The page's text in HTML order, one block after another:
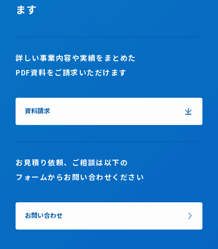
ます
詳しい事業内容や実績をまとめた
PDF資料をご請求いただけます
資料請求
お見積り依頼、ご相談は以下の
フォームからお問い合わせください
お問い合わせ